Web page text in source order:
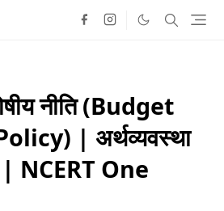
नीति (Budget
| अर्थव्यवस्था
NCERT One